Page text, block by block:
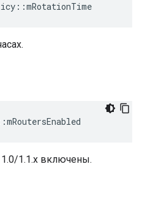
::mRotationTime
mRoutersEnabled
1.1.x включены.